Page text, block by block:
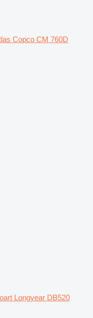
Copco CM 760D
Longyear DB520